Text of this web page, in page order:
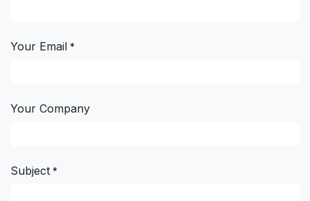
Your Email *
Your Company
Subject *